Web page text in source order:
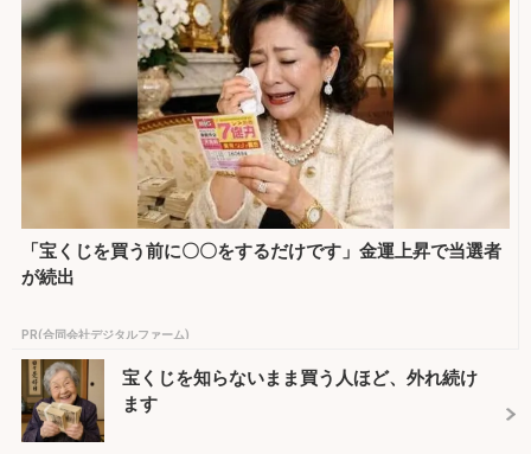
「宝くじを買う前に〇〇をするだけです」金運上昇で当選者
が続出
PR(合同会社デジタルファーム)
宝くじを知らないまま買う人ほど、外れ続け
ます